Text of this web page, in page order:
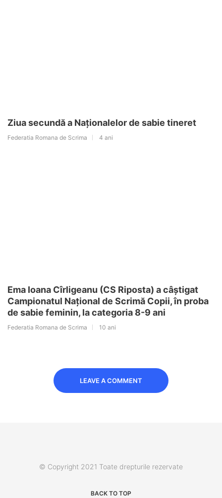
Ziua secundă a Naționalelor de sabie tineret
Federatia Romana de Scrima 4 ani
Ema Ioana Cîrligeanu (CS Riposta) a câștigat
Campionatul Național de Scrimă Copii, în proba
de sabie feminin, la categoria 8-9 ani
Federatia Romana de Scrima 10 ani
LEAVE A COMMENT
© Copyright 2021 Toate drepturile rezervate
BACK TO TOP